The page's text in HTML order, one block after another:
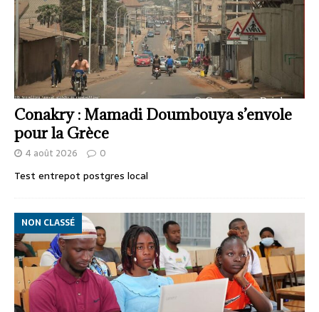
Conakry : Mamadi Doumbouya s’envole
pour la Grèce
4 août 2026 0
Test entrepot postgres local
NON CLASSÉ